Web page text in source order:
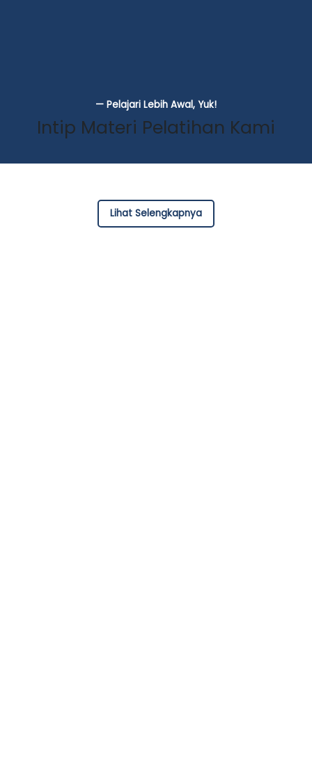
— Pelajari Lebih Awal, Yuk!
Intip Materi Pelatihan Kami
Data Analyst
IT Security
Lihat Selengkapnya